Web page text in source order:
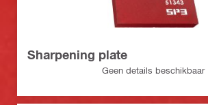
Sharpening plate
Geen details beschikbaar